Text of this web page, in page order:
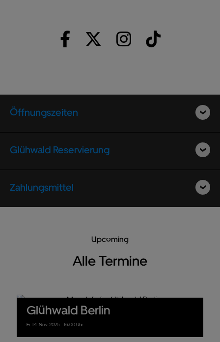
Öffnungszeiten
Glühwald Reservierung
Zahlungsmittel
Upcoming
Alle Termine
Glühwald Berlin
Fr. 14. Nov. 2025- 16:00 Uhr